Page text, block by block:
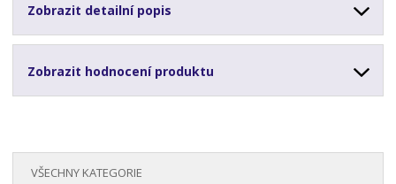
Zobrazit detailní popis
Zobrazit hodnocení produktu
VŠECHNY KATEGORIE